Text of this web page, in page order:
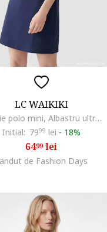
LC WAIKIKI
Rochie polo mini, Albastru ultramarin
Initial: 7999 lei - 18%
6499lei
de Fashion Days